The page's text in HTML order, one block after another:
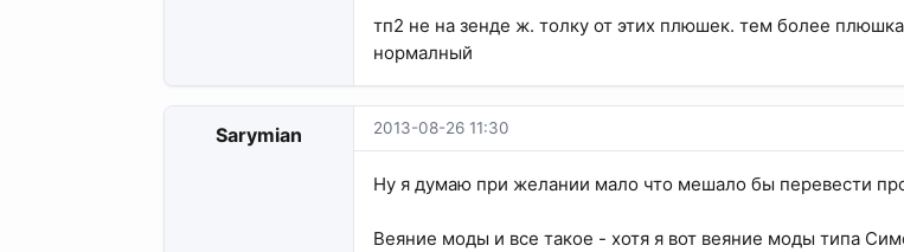
тп2 не на зенде ж. толку от этих плюшек. тем более
нормалный
Sarymian 2013-08-26 11:30
Ну я думаю при желании мало что мешало бы перевести
Веяние моды и все такое - хотя я вот веяние моды типа